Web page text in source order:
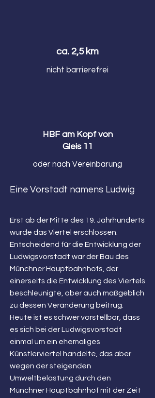
ca. 2,5 km
nicht barrierefrei
HBF am Kopf von
Gleis 11
oder nach Vereinbarung
Eine Vorstadt namens Ludwig
Erst ab der Mitte des 19. Jahrhunderts
wurde das Viertel erschlossen.
Entscheidend für die Entwicklung der
Ludwigsvorstadt war der Bau des
Münchner Hauptbahnhofs, der
einerseits die Entwicklung des Viertels
beschleunigte, aber auch maßgeblich
zu dessen Veränderung beitrug.
Heute ist es schwer vorstellbar, dass
es sich bei der Ludwigsvorstadt
einmal um ein ehemaliges
Künstlerviertel handelte, das aber
wegen der steigenden
Umweltbelastung durch den
Münchner Hauptbahnhof mit der Zeit